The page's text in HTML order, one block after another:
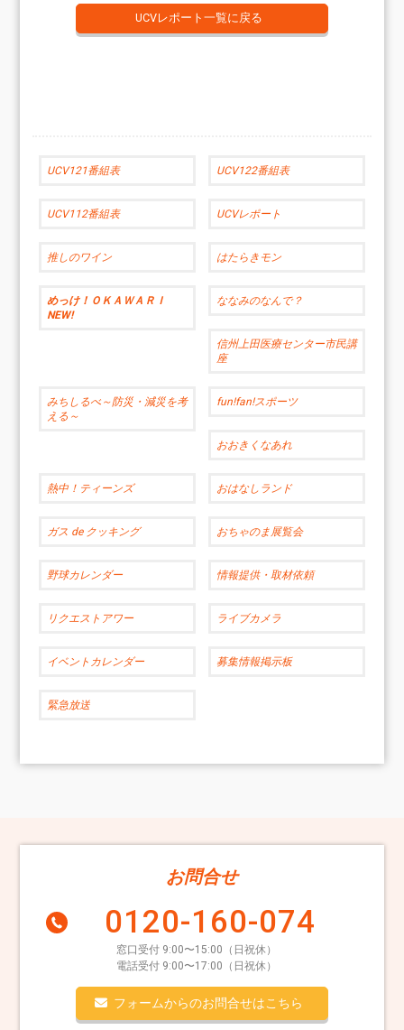
UCVレポート一覧に戻る
UCV121番組表 UCV122番組表
UCV112番組表 UCVレポート
推しのワイン はたらきモン
めっけ！ＯＫＡＷＡＲＩ
NEW!
ななみのなんで？
信州上田医療センター市民講
座
みちしるべ～防災・減災を考
える～
fun!fan!スポーツ
おおきくなあれ
熱中！ティーンズ おはなしランド
ガス de クッキング おちゃのま展覧会
野球カレンダー 情報提供・取材依頼
リクエストアワー ライブカメラ
イベントカレンダー 募集情報掲示板
緊急放送
お問合せ
0120-160-074
窓口受付 9:00〜15:00（日祝休）
電話受付 9:00〜17:00（日祝休）
フォームからのお問合せはこちら